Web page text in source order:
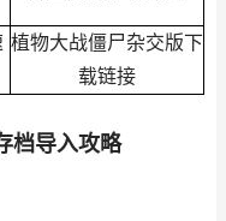
植物大战僵尸杂交版下
载链接
档导入攻略